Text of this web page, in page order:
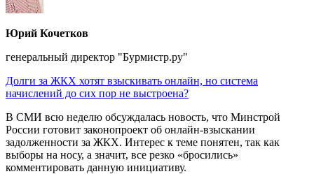
Юрий Кочетков
генеральный директор "Бурмистр.ру"
Долги за ЖКХ хотят взыскивать онлайн, но система
начислений до сих пор не выстроена?
В СМИ всю неделю обсуждалась новость, что Минстрой
России готовит законопроект об онлайн‑взыскании
задолженности за ЖКХ. Интерес к теме понятен, так как
выборы на носу, а значит, все резко «бросились»
комментировать данную инициативу.